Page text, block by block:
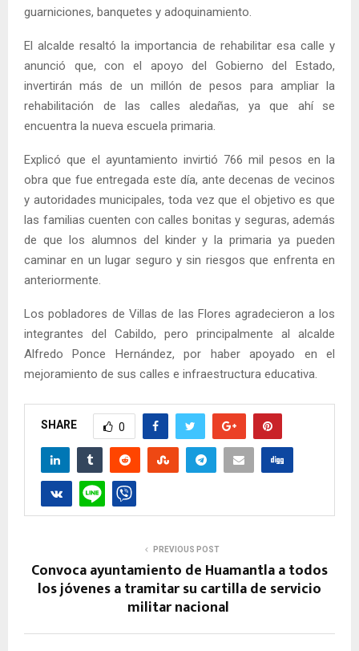
guarniciones, banquetes y adoquinamiento.
El alcalde resaltó la importancia de rehabilitar esa calle y
anunció que, con el apoyo del Gobierno del Estado,
invertirán más de un millón de pesos para ampliar la
rehabilitación de las calles aledañas, ya que ahí se
encuentra la nueva escuela primaria.
Explicó que el ayuntamiento invirtió 766 mil pesos en la
obra que fue entregada este día, ante decenas de vecinos
y autoridades municipales, toda vez que el objetivo es que
las familias cuenten con calles bonitas y seguras, además
de que los alumnos del kinder y la primaria ya pueden
caminar en un lugar seguro y sin riesgos que enfrenta en
anteriormente.
Los pobladores de Villas de las Flores agradecieron a los
integrantes del Cabildo, pero principalmente al alcalde
Alfredo Ponce Hernández, por haber apoyado en el
mejoramiento de sus calles e infraestructura educativa.
SHARE 0
PREVIOUS POST
Convoca ayuntamiento de Huamantla a todos
los jóvenes a tramitar su cartilla de servicio
militar nacional